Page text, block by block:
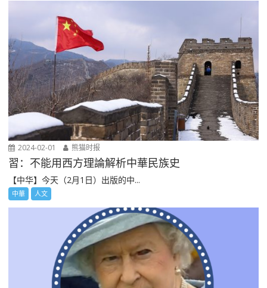
2024-02-01 熊猫时报
習：不能用西方理論解析中華民族史
【中华】今天（2月1日）出版的中...
中華 人文